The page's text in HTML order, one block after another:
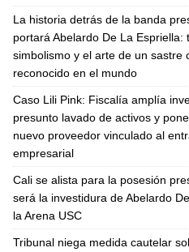
La historia detrás de la banda
portará Abelardo De La Espriella:
simbolismo y el arte de un sastre
reconocido en el mundo
Caso Lili Pink: Fiscalía amplía
presunto lavado de activos y
nuevo proveedor vinculado al
empresarial
Cali se alista para la posesión
será la investidura de Abelardo
la Arena USC
Tribunal niega medida cautelar